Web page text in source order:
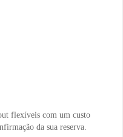
flexíveis com um custo
da sua reserva.